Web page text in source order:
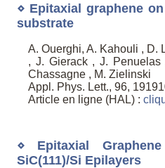
⋄ Epitaxial graphene on
substrate
A. Ouerghi, A. Kahouli , D.
, J. Gierack , J.
Chassagne , M. Zielinski
Appl. Phys. Lett., 96,
Article en ligne (HAL) :
⋄ Epitaxial
SiC(111)/Si Epilayers